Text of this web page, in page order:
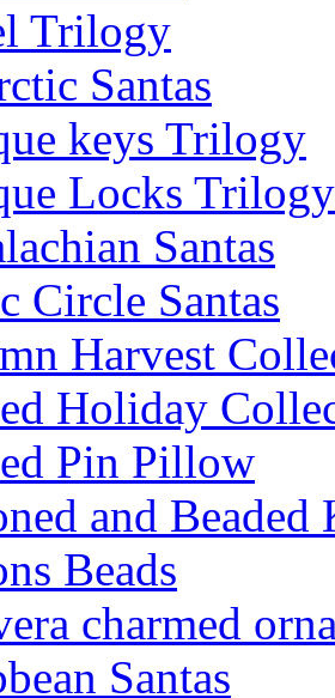
Trilogy
Santas
keys Trilogy
Locks Trilogy
Santas
Circle Santas
Harvest
Holiday
Pin Pillow
and Beaded
Beads
charmed
Santas